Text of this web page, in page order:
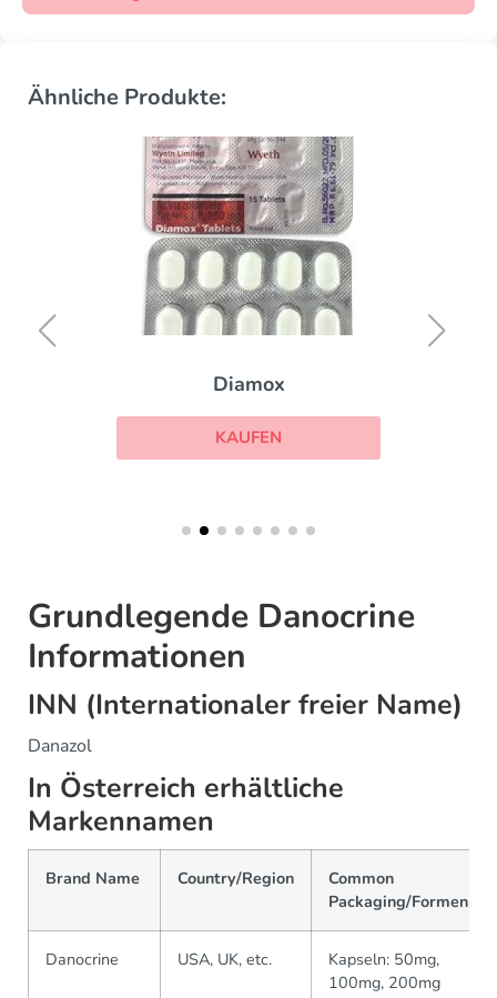
Ähnliche Produkte:
Diamox
KAUFEN
Grundlegende Danocrine
Informationen
INN (Internationaler freier Name)
Danazol
In Österreich erhältliche
Markennamen
Brand Name Country/Region
Common
Packaging/Formen
Danocrine USA, UK, etc.
Kapseln: 50mg,
100mg, 200mg